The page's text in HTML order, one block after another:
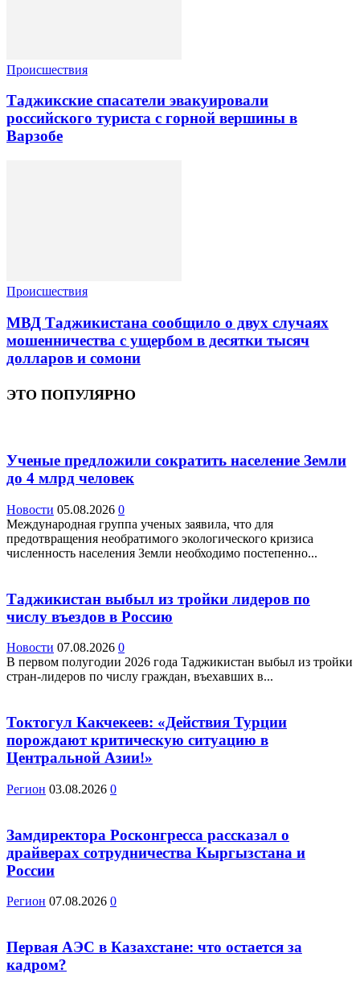
Происшествия
Таджикские спасатели эвакуировали
российского туриста с горной вершины в
Варзобе
Происшествия
МВД Таджикистана сообщило о двух случаях
мошенничества с ущербом в десятки тысяч
долларов и сомони
ЭТО ПОПУЛЯРНО
Ученые предложили сократить население Земли
до 4 млрд человек
Новости 05.08.2026 0
Международная группа ученых заявила, что для
предотвращения необратимого экологического кризиса
численность населения Земли необходимо постепенно...
Таджикистан выбыл из тройки лидеров по
числу въездов в Россию
Новости 07.08.2026 0
В первом полугодии 2026 года Таджикистан выбыл из тройки
стран-лидеров по числу граждан, въехавших в...
Токтогул Какчекеев: «Действия Турции
порождают критическую ситуацию в
Центральной Азии!»
Регион 03.08.2026 0
Замдиректора Росконгресса рассказал о
драйверах сотрудничества Кыргызстана и
России
Регион 07.08.2026 0
Первая АЭС в Казахстане: что остается за
кадром?